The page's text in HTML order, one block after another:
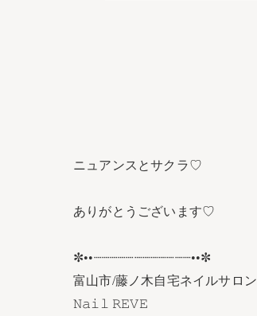
ニュアンスとサクラ♡
ありがとうございます♡
✼••┈┈┈┈┈┈┈┈┈┈┈┈••✼
富山市/藤ノ木自宅ネイルサロン
𝙽𝚊𝚒𝚕 𝚁𝙴𝚅𝙴